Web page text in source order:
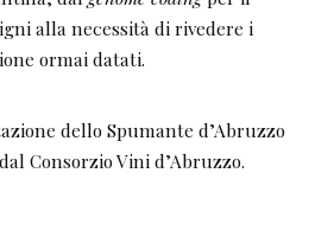
alla necessità di rivedere i
ormai datati.
dello Spumante d’Abruzzo
Consorzio Vini d’Abruzzo.